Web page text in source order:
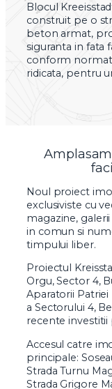
Blocul
construit pe o
beton armat,
siguranta in fata
conform
ridicata, pentru
Noul proiect
exclusiviste cu
magazine,
in comun si
timpului liber.
Proiectul
Orgu, Sector 4,
Aparatorii
a Sectorului 4,
recente investitii
Accesul catre
principale:
Strada Turnu
Strada Grigore